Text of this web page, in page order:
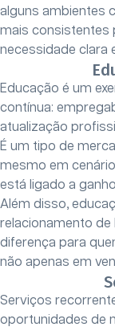
alguns ambientes
mais consistentes
necessidade clara
Educação é um
contínua:
atualização
É um tipo de
mesmo em
está ligado a
Além disso,
relacionamento de
diferença para
não apenas em
Serviços
oportunidades de